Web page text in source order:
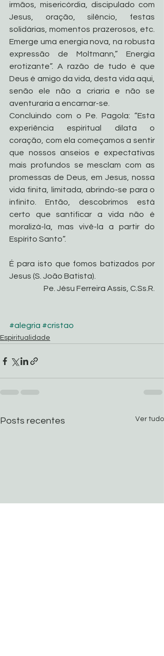
irmãos, misericórdia, discipulado com
Jesus, oração, silêncio, festas
solidárias, momentos prazerosos, etc.
Emerge uma energia nova, na robusta
expressão de Moltmann,” Energia
erotizante”. A razão de tudo é que
Deus é amigo da vida, desta vida aqui,
senão ele não a criaria e não se
aventuraria a encarnar-se.
Concluindo com o Pe. Pagola: “Esta
experiência espiritual dilata o
coração, com ela começamos a sentir
que nossos anseios e expectativas
mais profundos se mesclam com as
promessas de Deus, em Jesus, nossa
vida finita, limitada, abrindo-se para o
infinito. Então, descobrimos está
certo que santificar a vida não é
moralizá-la, mas vivê-la a partir do
Espírito Santo”.
É para isto que fomos batizados por
Jesus (S. João Batista).
Pe. Jésu Ferreira Assis, C.Ss.R.
#alegria #cristao
Espiritualidade
Posts recentes Ver tudo